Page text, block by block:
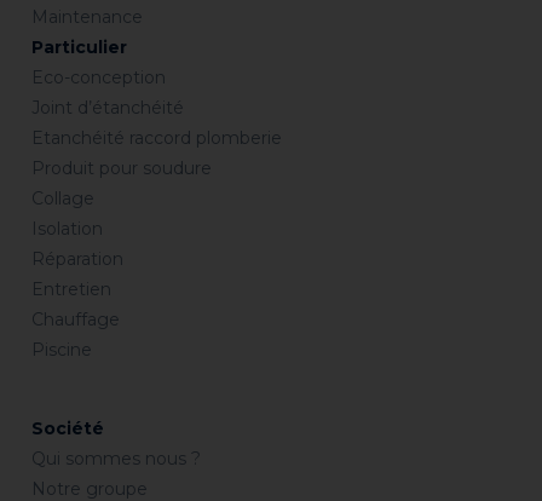
Maintenance
Particulier
Eco-conception
Joint d’étanchéité
Etanchéité raccord plomberie
Produit pour soudure
Collage
Isolation
Réparation
Entretien
Chauffage
Piscine
Société
Qui sommes nous ?
Notre groupe